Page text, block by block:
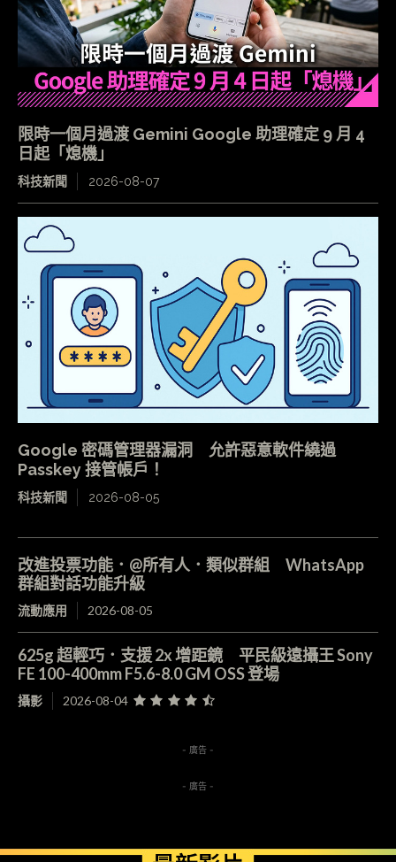
限時一個月過渡 Gemini Google 助理確定 9 月 4
日起「熄機」
科技新聞 2026-08-07
Google 密碼管理器漏洞 允許惡意軟件繞過
Passkey 接管帳戶！
科技新聞 2026-08-05
改進投票功能．@所有人．類似群組 WhatsApp
群組對話功能升級
流動應用 2026-08-05
625g 超輕巧．支援 2x 增距鏡 平民級遠攝王 Sony
FE 100-400mm F5.6-8.0 GM OSS 登場
攝影 2026-08-04
- 廣告 -
- 廣告 -